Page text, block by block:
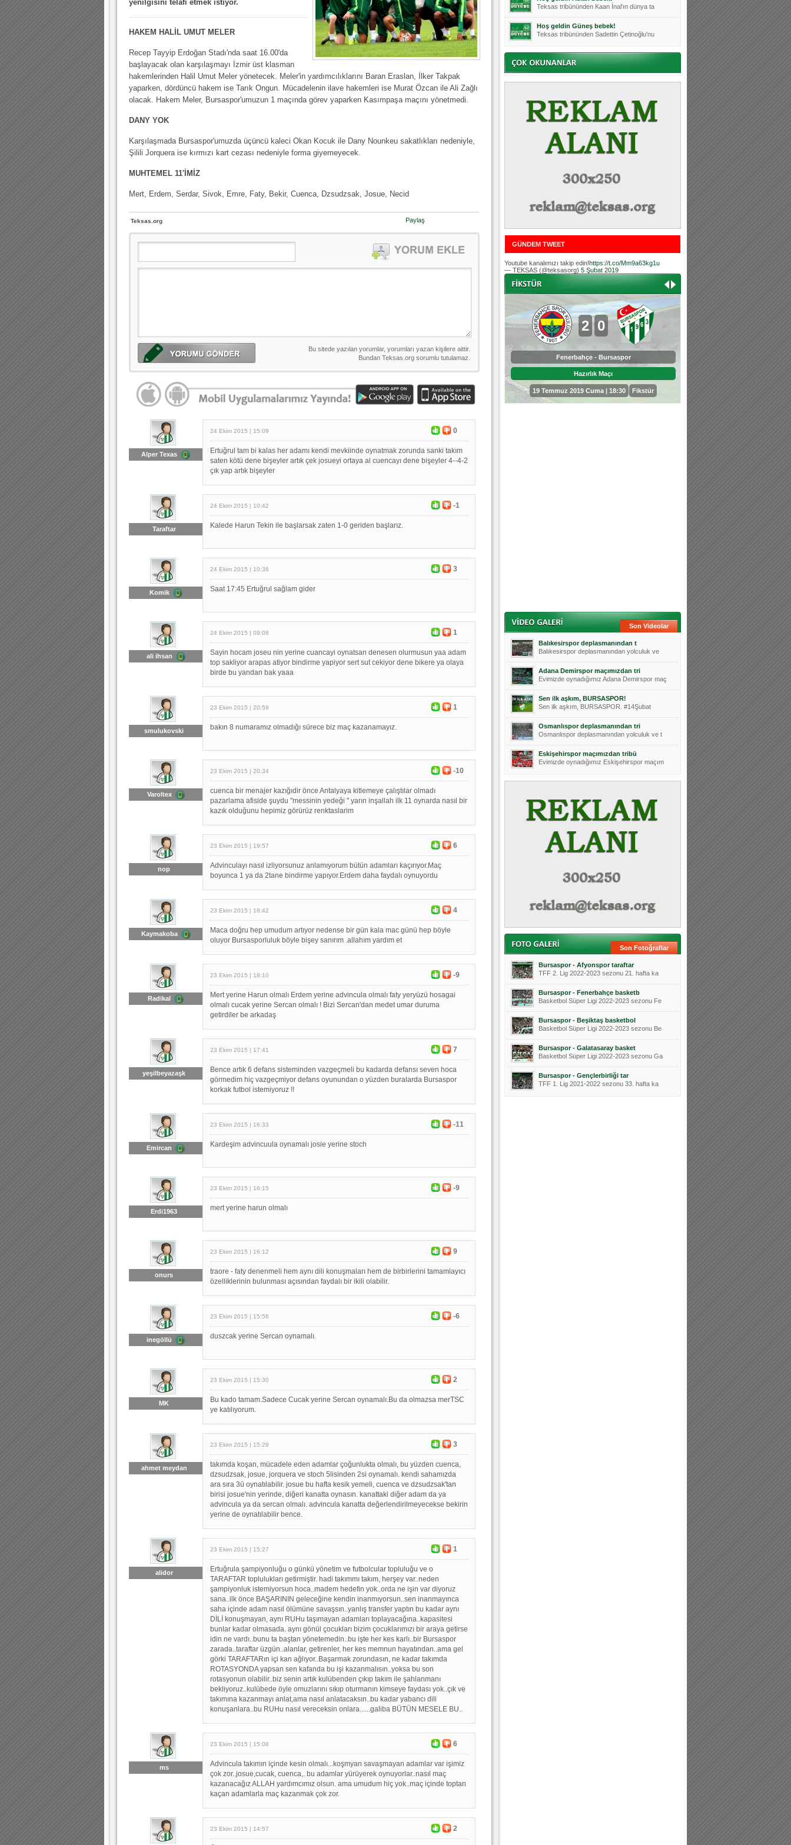
yenilgisini telafi etmek istiyor.
HAKEM HALİL UMUT MELER
Recep Tayyip Erdoğan Stadı'nda saat 16.00'da
başlayacak olan karşılaşmayı İzmir üst klasman
hakemlerinden Halil Umut Meler yönetecek. Meler'in yardımcılıklarını Baran Eraslan, İlker Takpak
yaparken, dördüncü hakem ise Tarık Ongun. Mücadelenin ilave hakemleri ise Murat Özcan ile Ali Zağlı
olacak. Hakem Meler, Bursaspor'umuzun 1 maçında görev yaparken Kasımpaşa maçını yönetmedi.
DANY YOK
Karşılaşmada Bursaspor'umuzda üçüncü kaleci Okan Kocuk ile Dany Nounkeu sakatlıkları nedeniyle,
Şilili Jorquera ise kırmızı kart cezası nedeniyle forma giyemeyecek.
MUHTEMEL 11'İMİZ
Mert, Erdem, Serdar, Sivok, Emre, Faty, Bekir, Cuenca, Dzsudzsak, Josue, Necid
Teksas.org Paylaş
Alper Texas
24 Ekim 2015 | 15:09 0
Ertuğrul tam bi kalas her adamı kendi mevkiinde oynatmak zorunda sanki takım
saten kötü dene bişeyler artık çek josueyi ortaya al cuencayı dene bişeyler 4--4-2
çık yap artık bişeyler
Taraftar
24 Ekim 2015 | 10:42 -1
Kalede Harun Tekin ile başlarsak zaten 1-0 geriden başlarız.
Komik
24 Ekim 2015 | 10:36 3
Saat 17:45 Ertuğrul sağlam gider
ali ihsan
24 Ekim 2015 | 09:08 1
Sayin hocam joseu nin yerine cuancayi oynatsan denesen olurmusun yaa adam
top sakliyor arapas atiyor bindirme yapiyor sert sut cekiyor dene bikere ya olaya
birde bu yandan bak yaaa
smulukovski
23 Ekim 2015 | 20:59 1
bakın 8 numaramız olmadığı sürece biz maç kazanamayız.
Varoltex
23 Ekim 2015 | 20:34 -10
cuenca bir menajer kazığıdir önce Antalyaya kitlemeye çalıştılar olmadı
pazarlama afiside şuydu ''messinin yedeği '' yarın inşallah ilk 11 oynarda nasıl bir
kazık olduğunu hepimiz görürüz renktaslarim
nop
23 Ekim 2015 | 19:57 6
Advinculayı nasıl izliyorsunuz anlamıyorum bütün adamları kaçırıyor.Maç
boyunca 1 ya da 2tane bindirme yapıyor.Erdem daha faydalı oynuyordu
Kaymakoba
23 Ekim 2015 | 18:42 4
Maca doğru hep umudum artıyor nedense bir gün kala mac günü hep böyle
oluyor Bursasporluluk böyle bişey sanırım .allahım yardım et
Radikal
23 Ekim 2015 | 18:10 -9
Mert yerine Harun olmalı Erdem yerine advincula olmalı faty yeryüzü hosagai
olmalı cucak yerine Sercan olmalı ! Bizi Sercan'dan medet umar duruma
getirdiler be arkadaş
yeşilbeyazaşk
23 Ekim 2015 | 17:41 7
Bence artık 6 defans sisteminden vazgeçmeli bu kadarda defansı seven hoca
görmedim hiç vazgeçmiyor defans oyunundan o yüzden buralarda Bursaspor
korkak futbol istemiyoruz !!
Emircan
23 Ekim 2015 | 16:33 -11
Kardeşim advincuula oynamalı josie yerine stoch
Erdi1963
23 Ekim 2015 | 16:15 -9
mert yerine harun olmalı
onurs
23 Ekim 2015 | 16:12 9
traore - faty denenmeli hem aynı dili konuşmaları hem de birbirlerini tamamlayıcı
özelliklerinin bulunması açısından faydalı bir ikili olabilir.
inegöllü
23 Ekim 2015 | 15:56 -6
duszcak yerine Sercan oynamalı.
MK
23 Ekim 2015 | 15:30 2
Bu kado tamam.Sadece Cucak yerine Sercan oynamalı.Bu da olmazsa merTSC
ye katılıyorum.
ahmet meydan
23 Ekim 2015 | 15:29 3
takımda koşan, mücadele eden adamlar çoğunlukta olmalı, bu yüzden cuenca,
dzsudzsak, josue, jorquera ve stoch 5lisinden 2si oynamalı. kendi sahamızda
ara sıra 3ü oynatılabilir. josue bu hafta kesik yemeli, cuenca ve dzsudzsak'tan
birisi josue'nin yerinde, diğeri kanatta oynasın. kanattaki diğer adam da ya
advincula ya da sercan olmalı. advincula kanatta değerlendirilmeyecekse bekirin
yerine de oynatılabilir bence.
alidor
23 Ekim 2015 | 15:27 1
Ertuğrula şampiyonluğu o günkü yönetim ve futbolcular topluluğu ve o
TARAFTAR toplulukları getirmiştir. hadi takımmı takım, herşey var..neden
şampiyonluk istemiyorsun hoca..madem hedefin yok..orda ne işin var diyoruz
sana..ilk önce BAŞARININ geleceğine kendin inanmıyorsun..sen inanmayınca
saha içinde adam nasıl ölümüne savaşsın..yanlış transfer yaptın bu kadar aynı
DİLİ konuşmayan, aynı RUHu taşımayan adamları toplayacağına..kapasitesi
bunlar kadar olmasada. aynı gönül çocukları bizim çocuklarımızı bir araya getirse
idin ne vardı..bunu ta baştan yönetemedin..bu işte her kes karlı..bir Bursaspor
zarada..taraftar üzgün..alanlar, getirenler, her kes memnun hayatından..ama gel
görki TARAFTARın içi kan ağlıyor..Başarmak zorundasın, ne kadar takımda
ROTASYONDA yapsan sen kafanda bu işi kazanmalısın..yoksa bu son
rotasyonun olabilir..biz senin artık kulübenden çıkıp takım ile şahlanmanı
bekliyoruz..kulübede öyle omuzlarını sıkıp oturmanın kimseye faydası yok..çık ve
takımına kazanmayı anlat,ama nasıl anlatacaksın..bu kadar yabancı dili
konuşanlara..bu RUHu nasıl vereceksin onlara......galiba BÜTÜN MESELE BU..
ms
23 Ekim 2015 | 15:08 6
Advincula takımın içinde kesin olmalı...koşmyan savaşmayan adamlar var işimiz
çok zor..josue,cucak, cuenca,. bu adamlar yürüyerek oynuyorlar..nasıl maç
kazanacağız ALLAH yardımcımız olsun. ama umudum hiç yok..maç içinde toptan
kaçan adamlarla maç kazanmak çok zor.
23 Ekim 2015 | 14:57 2
Teksas tribününden Kaan İnal'ın dünya ta
Hoş geldin Güneş bebek!
Teksas tribününden Sadettin Çetinoğlu'nu
Mutluluklar Ceyhun Tetik
Teksas tribünlerinin sevilen isimlerinde
Bursasporumuzun önü açılsın is
Hoş geldin Alaz Bebek!
Teksas.org sistem yöneticisi, ekibimizin
Hoş geldin Göktuğ Bebek!
Teksas.org ekibimizden ve tribünlerimizi
Teksas tribünlerinden Basri İleri'nin dü
Hoş geldin Kerem Bebek!
Tribünlerimizden Mesut Ulusoy'un (Duka)
Hoş geldin Aslan bebek!
Teksas tribününden Kaan İnal'ın dünya ta
Hoş geldin Güneş bebek!
Teksas tribününden Sadettin Çetinoğlu'nu
GÜNDEM TWEET
Youtube kanalımızı takip edin!https://t.co/Mm9a63kg1u
— TEKSAS (@teksasorg) 5 Şubat 2019
Bursaspor - Altınordu
1. Lig 32. Hafta
04 Temmuz 2020 Cumartesi | 20:00
2 0
Fenerbahçe - Bursaspor
Hazırlık Maçı
19 Temmuz 2019 Cuma | 18:30 Fikstür
0 3
Bursaspor - Sepahan
Hazırlık Maçı
25 Temmuz 2019 Perşembe |
Son Videolar
Balıkesirspor deplasmanından t
Balıkesirspor deplasmanından yolculuk ve
Adana Demirspor maçımızdan tri
Evimizde oynadığımız Adana Demirspor maç
Sen ilk aşkım, BURSASPOR!
Sen ilk aşkım, BURSASPOR. #14Şubat
Osmanlıspor deplasmanından tri
Osmanlıspor deplasmanından yolculuk ve t
Eskişehirspor maçımızdan tribü
Evimizde oynadığımız Eskişehirspor maçım
Son Fotoğraflar
Bursaspor - Afyonspor taraftar
TFF 2. Lig 2022-2023 sezonu 21. hafta ka
Bursaspor - Fenerbahçe basketb
Basketbol Süper Ligi 2022-2023 sezonu Fe
Bursaspor - Beşiktaş basketbol
Basketbol Süper Ligi 2022-2023 sezonu Be
Bursaspor - Galatasaray basket
Basketbol Süper Ligi 2022-2023 sezonu Ga
Bursaspor - Gençlerbirliği tar
TFF 1. Lig 2021-2022 sezonu 33. hafta ka